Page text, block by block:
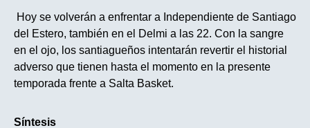
Hoy se volverán a enfrentar a Independiente de Santiago
del Estero, también en el Delmi a las 22. Con la sangre
en el ojo, los santiagueños intentarán revertir el historial
adverso que tienen hasta el momento en la presente
temporada frente a Salta Basket.
Síntesis